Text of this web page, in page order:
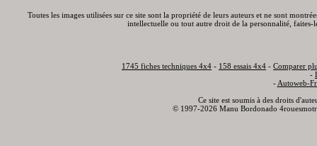
Toutes les images utilisées sur ce site sont la propriété de leurs auteurs et ne sont
intellectuelle ou tout autre droit de la personnalité,
1745 fiches techniques 4x4 - 158 essais 4x4 - Comparer
-
- Autoweb-
Ce site est soumis à des droits
© 1997-2026 Manu Bordonado